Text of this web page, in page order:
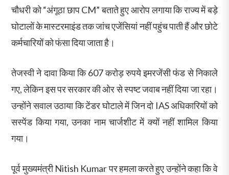
चौधरी को “अंगूठा छाप CM” बताते हुए आरोप लगाया कि राज्य में बड़े
घोटालों के मास्टरमाइंड तक जांच एजेंसियां नहीं पहुंच पाती हैं और छोटे
कर्मचारियों को फंसा दिया जाता है।
तेजस्वी ने दावा किया कि 607 करोड़ रुपये इमरजेंसी फंड से निकाले
गए, लेकिन इस पर सरकार की ओर से स्पष्ट जवाब नहीं दिया जा रहा।
उन्होंने सवाल उठाया कि टेंडर घोटाले में जिन दो IAS अधिकारियों को
सस्पेंड किया गया, उनका नाम चार्जशीट में क्यों नहीं शामिल किया
गया।
पूर्व मुख्यमंत्री Nitish Kumar पर हमला करते हुए उन्होंने कहा कि वे